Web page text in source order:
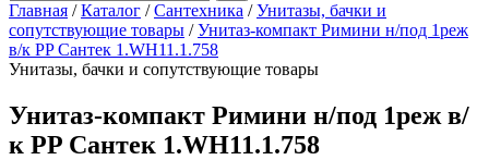
Главная / Каталог / Сантехника / Унитазы, бачки и
сопутствующие товары / Унитаз-компакт Римини н/под 1реж
в/к PP Сантек 1.WH11.1.758
Унитазы, бачки и сопутствующие товары
Унитаз-компакт Римини н/под 1реж в/
к PP Сантек 1.WH11.1.758